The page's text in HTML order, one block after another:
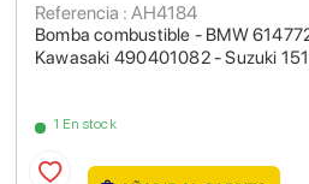
Bomba combustible - BMW
Kawasaki 490401082 - Suzuki
Referencia : AH4184
1 En stock